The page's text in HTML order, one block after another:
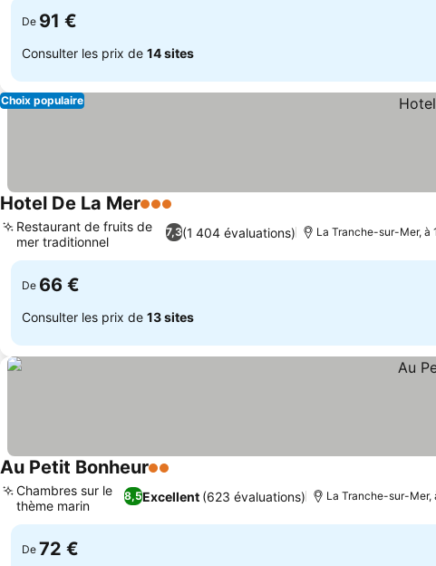
De 91 €
Consulter les prix de 14 sites
Choix populaire
Hotel De La Mer3 Étoiles
7,3(1 404 évaluations)
Restaurant de fruits de
mer traditionnel
La Tranche-sur-Mer, à
De 66 €
Consulter les prix de 13 sites
Au Petit Bonheur2 Étoiles
8,5Excellent (623 évaluations)
Chambres sur le
thème marin
La Tranche-sur-Mer,
De 72 €